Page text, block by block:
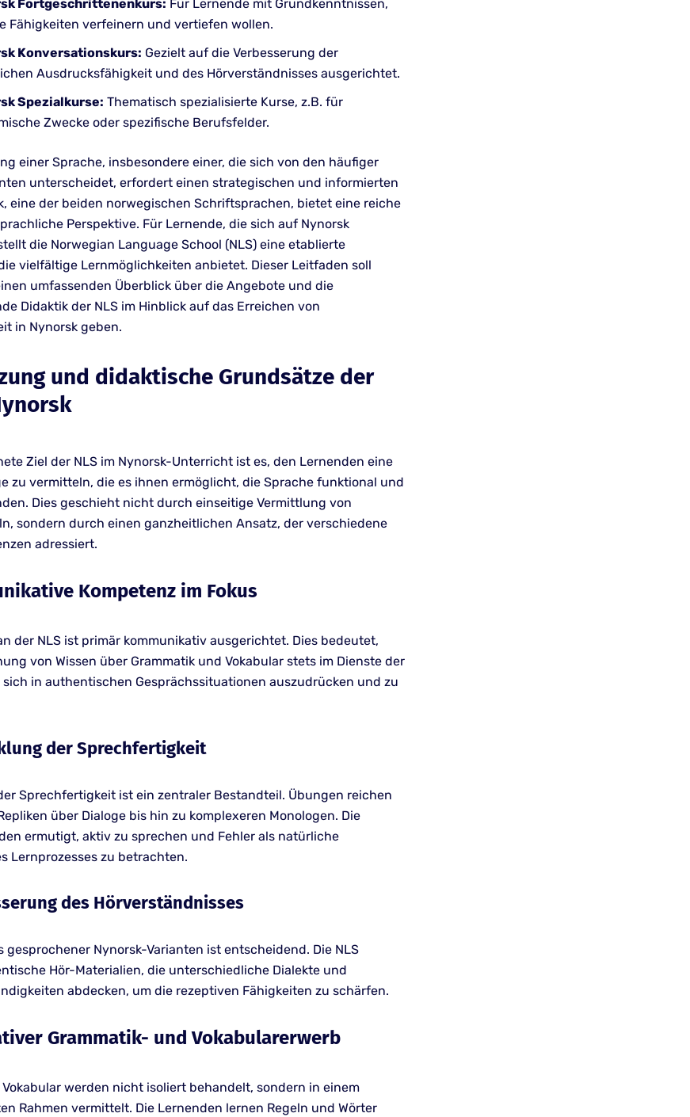
Fortgeschrittenenkurs: Für Lernende mit Grundkenntnissen,
Fähigkeiten verfeinern und vertiefen wollen.
Konversationskurs: Gezielt auf die Verbesserung der
Ausdrucksfähigkeit und des Hörverständnisses ausgerichtet.
Spezialkurse: Thematisch spezialisierte Kurse, z.B. für
Zwecke oder spezifische Berufsfelder.
einer Sprache, insbesondere einer, die sich von den häufiger
unterscheidet, erfordert einen strategischen und informierten
eine der beiden norwegischen Schriftsprachen, bietet eine reiche
Perspektive. Für Lernende, die sich auf Nynorsk
die Norwegian Language School (NLS) eine etablierte
vielfältige Lernmöglichkeiten anbietet. Dieser Leitfaden soll
umfassenden Überblick über die Angebote und die
Didaktik der NLS im Hinblick auf das Erreichen von
in Nynorsk geben.
und didaktische Grundsätze der
Ziel der NLS im Nynorsk-Unterricht ist es, den Lernenden eine
zu vermitteln, die es ihnen ermöglicht, die Sprache funktional und
Dies geschieht nicht durch einseitige Vermittlung von
sondern durch einen ganzheitlichen Ansatz, der verschiedene
adressiert.
Kompetenz im Fokus
der NLS ist primär kommunikativ ausgerichtet. Dies bedeutet,
von Wissen über Grammatik und Vokabular stets im Dienste der
in authentischen Gesprächssituationen auszudrücken und zu
der Sprechfertigkeit
Sprechfertigkeit ist ein zentraler Bestandteil. Übungen reichen
über Dialoge bis hin zu komplexeren Monologen. Die
ermutigt, aktiv zu sprechen und Fehler als natürliche
Lernprozesses zu betrachten.
des Hörverständnisses
gesprochener Nynorsk-Varianten ist entscheidend. Die NLS
Hör-Materialien, die unterschiedliche Dialekte und
abdecken, um die rezeptiven Fähigkeiten zu schärfen.
Grammatik- und Vokabularerwerb
werden nicht isoliert behandelt, sondern in einem
Rahmen vermittelt. Die Lernenden lernen Regeln und Wörter